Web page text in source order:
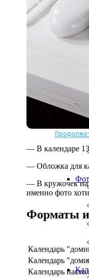
Не
Мы
— В календаре
— Обложка для
— В кружочек на
именно фото
Форматы
Календарь
Календарь
Календарь